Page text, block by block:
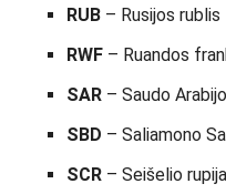
RUB – Rusijos rublis
RWF – Ruandos
SAR – Saudo
SBD – Saliamono
SCR – Seišelio rupija